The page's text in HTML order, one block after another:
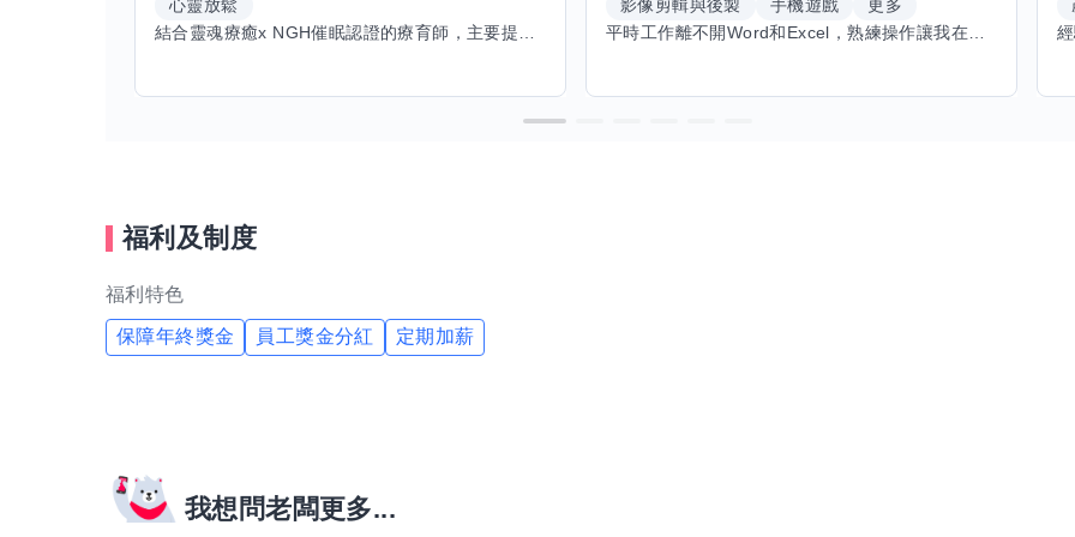
心靈放鬆
結合靈魂療癒x NGH催眠認證的療育師，主要提供潛意識探索和靈魂導向的催眠療育。你會全程100%清醒跟我對話。
影像剪輯與後製
手機遊戲
更多
平時工作離不開Word和Excel，熟練操作讓我在文件整理和數據處理上都得心應手，還能用倉頡輸入法快速打字。近期想挑戰英文學習，希望能透過交換技能一起進步！如果你英文流利，需要中文或電腦技巧輔助，歡迎找我搭檔，咱們一起歡樂學習，互相激勵，成為彼此的學習小夥伴！
福利及制度
福利特色
保障年終獎金 員工獎金分紅 定期加薪
我想問老闆更多...